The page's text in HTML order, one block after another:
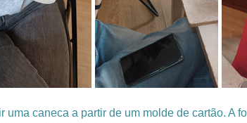
uma caneca a partir de um molde de cartão. A